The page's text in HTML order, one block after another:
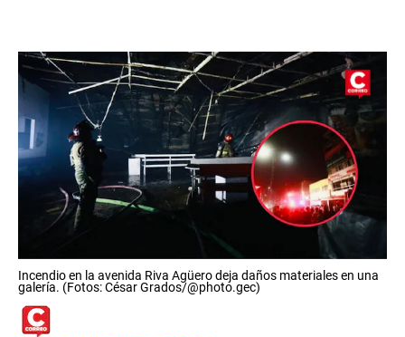
Incendio en la avenida Riva Agüero deja daños materiales en una
galería. (Fotos: César Grados/@photo.gec)